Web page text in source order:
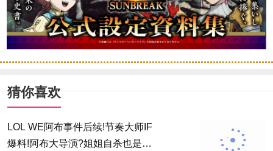
猜你喜欢
LOL WE阿布事件后续!节奏大师IF
爆料!阿布大导演?姐姐自杀也是